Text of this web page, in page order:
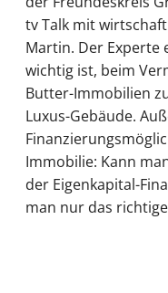
tv Talk mit
Martin. Der Experte
wichtig ist, beim
Butter-Immobilien
Luxus-Gebäude.
Immobilie: Kann
der Eigenkapital-
man nur das